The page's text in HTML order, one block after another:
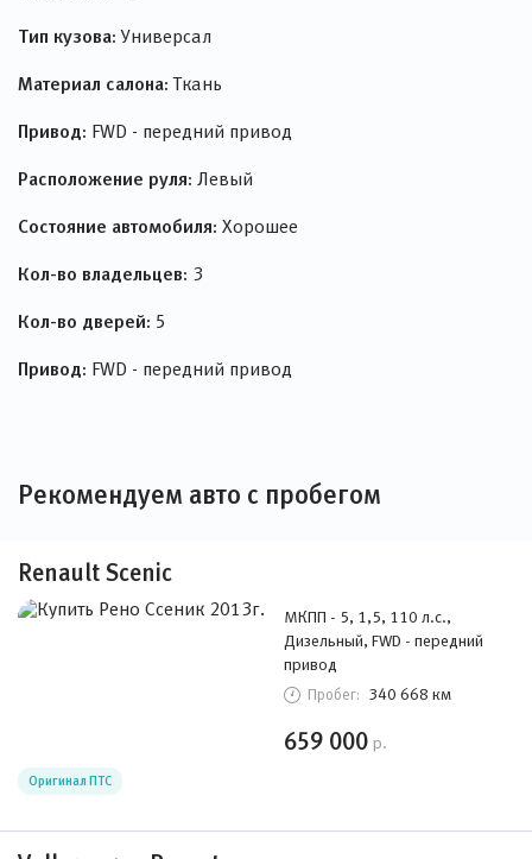
Тип кузова: Универсал
Материал салона: Ткань
Привод: FWD - передний привод
Расположение руля: Левый
Состояние автомобиля: Хорошее
Кол-во владельцев: 3
Кол-во дверей: 5
Привод: FWD - передний привод
Рекомендуем авто с пробегом
Renault Scenic
МКПП - 5, 1,5, 110 л.с.,
Дизельный, FWD - передний
привод
Пробег: 340 668 км
659 000 р.
Оригинал ПТС